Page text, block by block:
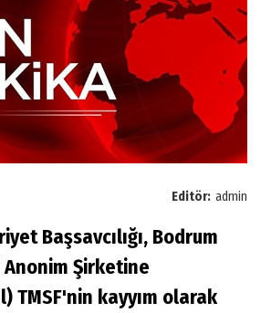
Editör: admin
Başsavcılığı, Bodrum
Şirketine
TMSF'nin kayyım olarak